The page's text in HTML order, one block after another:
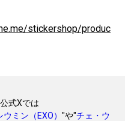
stickershop/produc
式Xでは
ウミン（EXO） "や"チェ・ウ